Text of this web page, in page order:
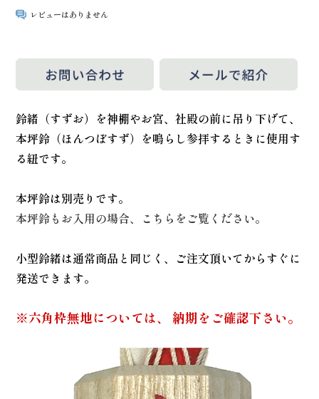
レビューはありません
鈴緒（すずお）を神棚やお宮、社殿の前に吊り下げて、
本坪鈴（ほんつぼすず）を鳴らし参拝するときに使用す
る紐です。
本坪鈴は別売りです。
本坪鈴もお入用の場合、こちらをご覧ください。
小型鈴緒は通常商品と同じく、ご注文頂いてからすぐに
発送できます。
※六角枠無地については、 納期をご確認下さい。